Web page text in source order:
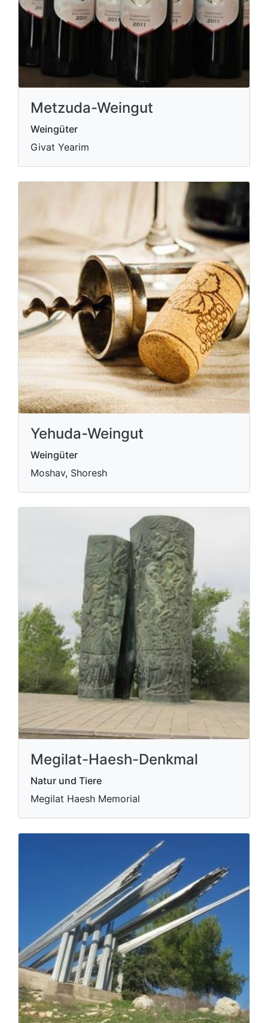
Metzuda-Weingut
Weingüter
Givat Yearim
Yehuda-Weingut
Weingüter
Moshav, Shoresh
Megilat-Haesh-Denkmal
Natur und Tiere
Megilat Haesh Memorial